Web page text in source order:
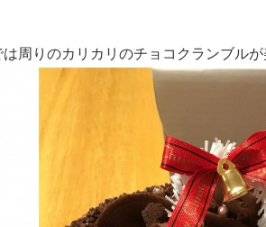
周りのカリカリのチョコクランブル